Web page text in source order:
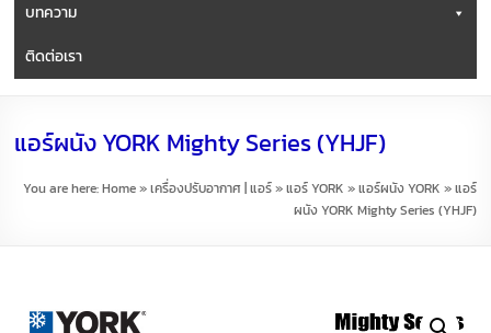
บทความ
ติดต่อเรา
แอร์ผนัง YORK Mighty Series (YHJF)
You are here:Home»เครื่องปรับอากาศ | แอร์»แอร์ YORK »แอร์ผนัง YORK »แอร์
ผนัง YORK Mighty Series (YHJF)